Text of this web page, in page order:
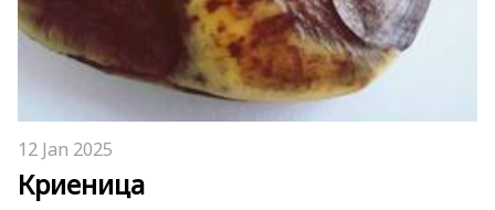
12 Jan 2025
Криеница